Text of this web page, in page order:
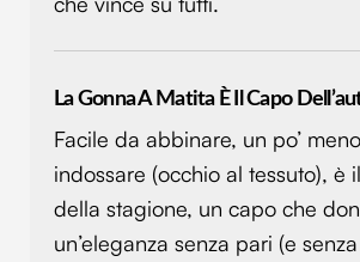
La Gonna A Matita È Il Capo
Facile da abbinare, un po’
indossare (occhio al tessuto), è
della stagione, un capo che
un’eleganza senza pari (e